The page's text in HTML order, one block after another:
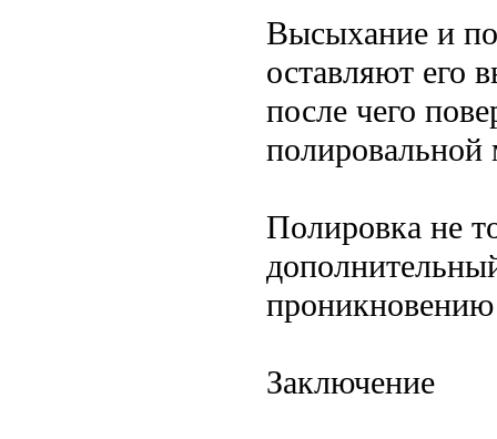
Высыхание и
оставляют его
после чего
Полировка не
проникновению
Заключение